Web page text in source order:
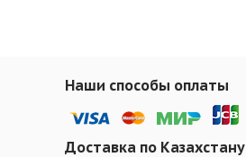
Наши способы оплаты
Доставка по Казахстану